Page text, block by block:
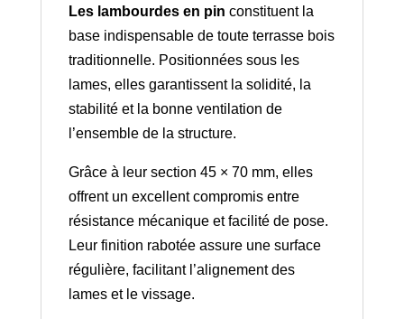
Les lambourdes en pin constituent la
base indispensable de toute terrasse bois
traditionnelle. Positionnées sous les
lames, elles garantissent la solidité, la
stabilité et la bonne ventilation de
l’ensemble de la structure.
Grâce à leur section 45 × 70 mm, elles
offrent un excellent compromis entre
résistance mécanique et facilité de pose.
Leur finition rabotée assure une surface
régulière, facilitant l’alignement des
lames et le vissage.